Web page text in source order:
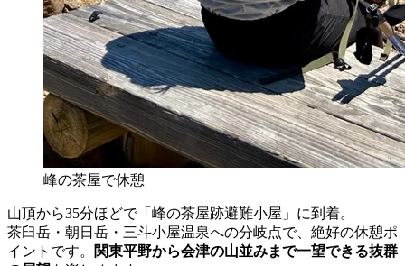
峰の茶屋で休憩
山頂から35分ほどで「峰の茶屋跡避難小屋」に到着。
茶臼岳・朝日岳・三斗小屋温泉への分岐点で、絶好の休憩ポ
イントです。
関東平野から会津の山並みまで一望できる抜群